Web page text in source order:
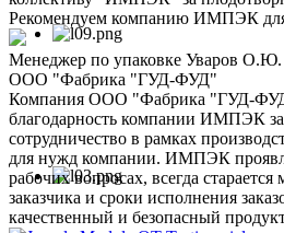
Рекомендуем компанию ИМПЭК для
Менеджер по упаковке Уваров О.Ю.
ООО "Фабрика "ГУД-ФУД"
Компания ООО "Фабрика "ГУД-
благодарность компании ИМПЭК за
сотрудничество в рамках
для нужд компании. ИМПЭК
рабочих вопросах, всегда
заказчика и сроки исполнения
качественный и безопасный